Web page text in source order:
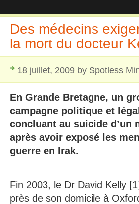
Des médecins
la mort du docteur
18 juillet, 2009 by Spotless
En Grande Bretagne, un
campagne politique et
concluant au suicide d’un
après avoir exposé les
guerre en Irak.
Fin 2003, le Dr David Kelly
près de son domicile à